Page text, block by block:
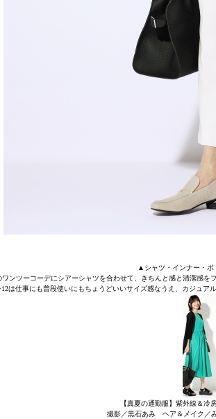
▲シャツ・インナー・ボ
ワンツーコーデにシアーシャツを合わせて、きちんと感と清潔感
は仕事にも普段使いにもちょうどいいサイズ感なうえ、カジュア
【真夏の通勤服】紫外線＆冷
撮影／黒石あみ ヘア＆メイク／